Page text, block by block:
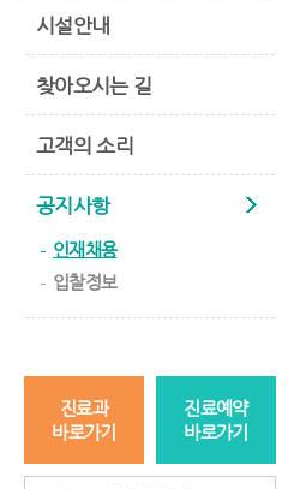
시설안내
찾아오시는 길
고객의 소리
공지사항
인재채용
입찰정보
진료과
바로가기
진료예약
바로가기